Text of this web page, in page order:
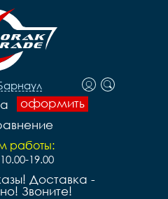
оформить
работы:
19.00
Доставка -
Звоните!